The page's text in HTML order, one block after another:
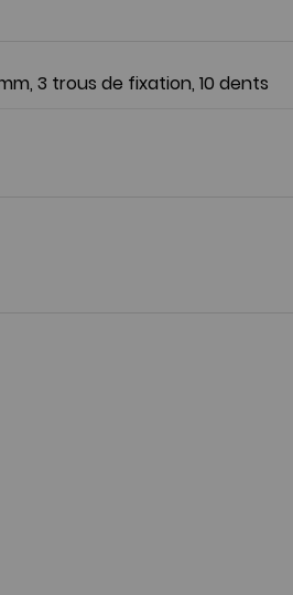
3 trous de fixation, 10 dents